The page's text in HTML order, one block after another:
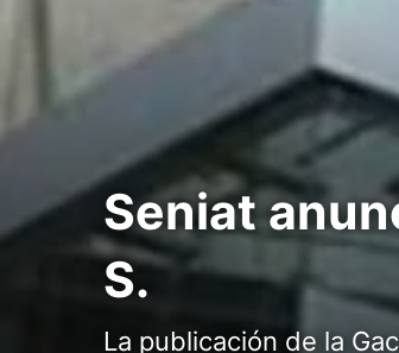
Seniat
S.
La publicación de la